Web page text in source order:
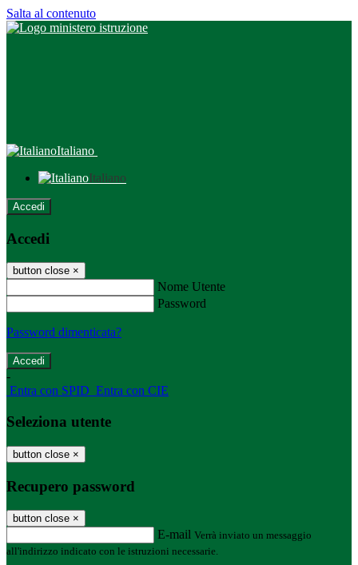
Salta al contenuto
Italiano
Italiano
Accedi
Accedi
button close ×
Nome Utente
Password
Password dimenticata?
-
Entra con SPID Entra con CIE
Seleziona utente
button close ×
Recupero password
button close ×
E-mail Verrà inviato un messaggio
all'indirizzo indicato con le istruzioni necessarie.